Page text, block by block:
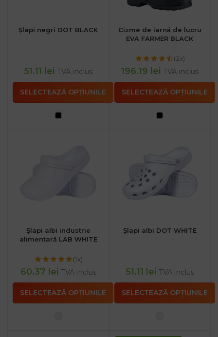
Șlapi negri DOT BLACK
51.11 lei TVA inclus
SELECTEAZĂ OPȚIUNILE
Cizme de iarnă de lucru
EVA FARMER BLACK
(2x)
196.19 lei TVA inclus
SELECTEAZĂ OPȚIUNILE
Șlapi albi industrie
alimentară LAB WHITE
(1x)
60.37 lei TVA inclus
SELECTEAZĂ OPȚIUNILE
Șlapi albi DOT WHITE
51.11 lei TVA inclus
SELECTEAZĂ OPȚIUNILE